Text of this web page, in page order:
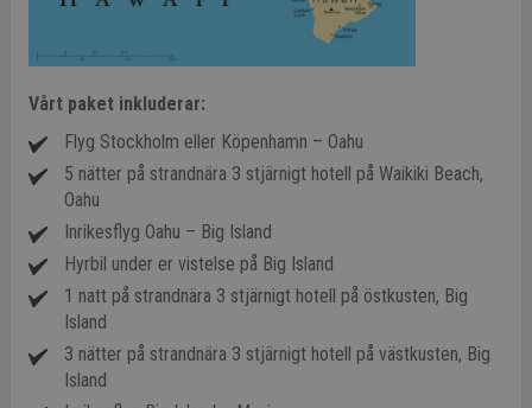
Vårt paket inkluderar:
Flyg Stockholm eller Köpenhamn – Oahu
5 nätter på strandnära 3 stjärnigt hotell på Waikiki Beach,
Oahu
Inrikesflyg Oahu – Big Island
Hyrbil under er vistelse på Big Island
1 natt på strandnära 3 stjärnigt hotell på östkusten, Big
Island
3 nätter på strandnära 3 stjärnigt hotell på västkusten, Big
Island